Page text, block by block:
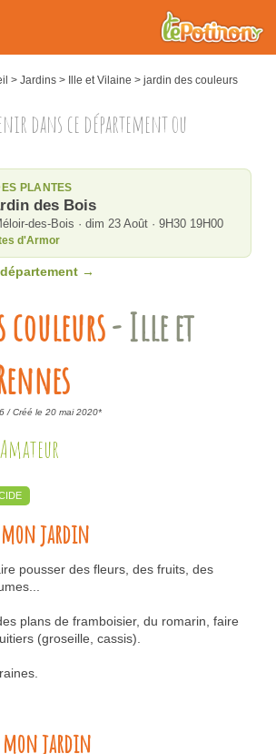
> Jardins> Ille et Vilaine > jardin des couleurs
- Ille et
dans ce département ou
PLANTES
des Bois
des-Bois · dim 23 Août · 9H30 19H00
d'Armor
→
/Créé le 20 mai 2020*
mon jardin
pousser des fleurs, des fruits, des
plans de framboisier, du romarin, faire
(groseille, cassis).
mon jardin